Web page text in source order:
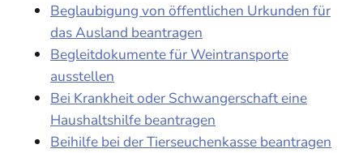
Beglaubigung von öffentlichen Urkunden für
das Ausland beantragen
Begleitdokumente für Weintransporte
ausstellen
Bei Krankheit oder Schwangerschaft eine
Haushaltshilfe beantragen
Beihilfe bei der Tierseuchenkasse beantragen